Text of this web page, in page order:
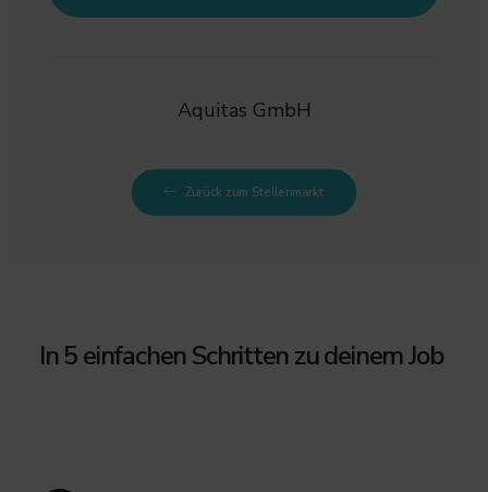
Aquitas GmbH
Zurück zum Stellenmarkt
In 5 einfachen Schritten zu deinem Job